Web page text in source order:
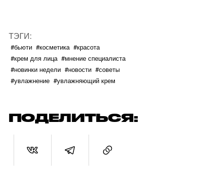
ТЭГИ:
#бьюти #косметика #красота
#крем для лица #мнение специалиста
#новинки недели #новости #советы
#увлажнение #увлажняющий крем
ПОДЕЛИТЬСЯ: